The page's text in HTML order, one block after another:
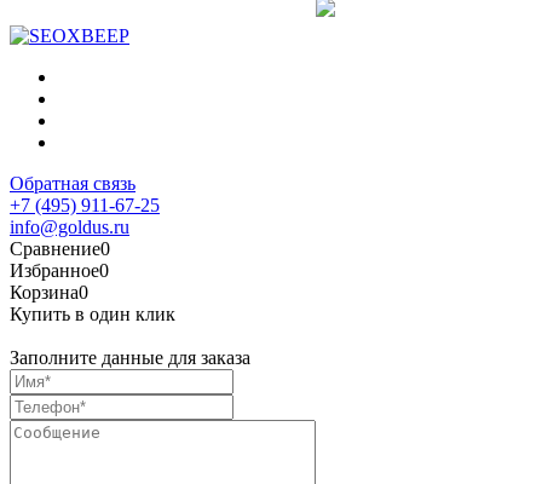
Обратная связь
+7 (495) 911-67-25
info@goldus.ru
Сравнение0
Избранное0
Корзина0
Купить в один клик
Заполните данные для заказа